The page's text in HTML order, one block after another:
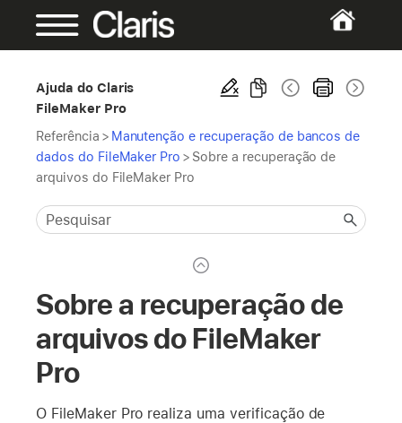
Ajuda do Claris
FileMaker Pro
Referência > Manutenção e recuperação de bancos de
dados do FileMaker Pro > Sobre a recuperação de
arquivos do FileMaker Pro
Sobre a recuperação de
arquivos do FileMaker
Pro
O FileMaker Pro realiza uma verificação de